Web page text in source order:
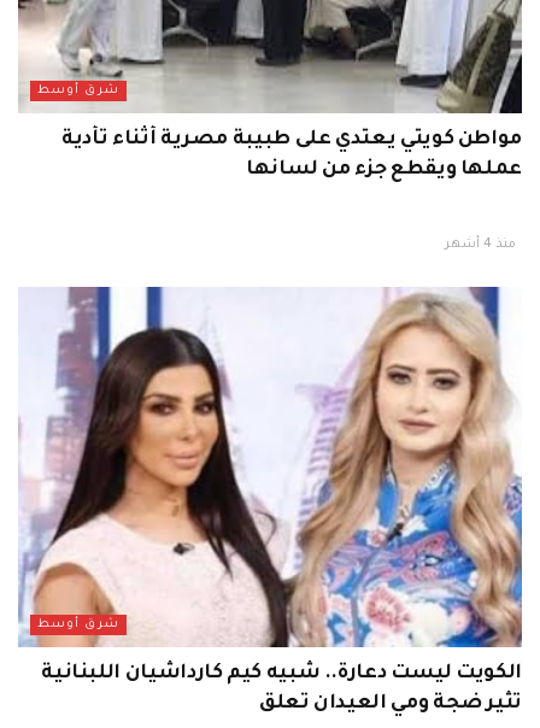
شرق أوسط
مواطن كويتي يعتدي على طبيبة مصرية أثناء تأدية
عملها ويقطع جزء من لسانها
منذ 4 أشهر
شرق أوسط
الكويت ليست دعارة.. شبيه كيم كارداشيان اللبنانية
تثير ضجة ومي العيدان تعلق